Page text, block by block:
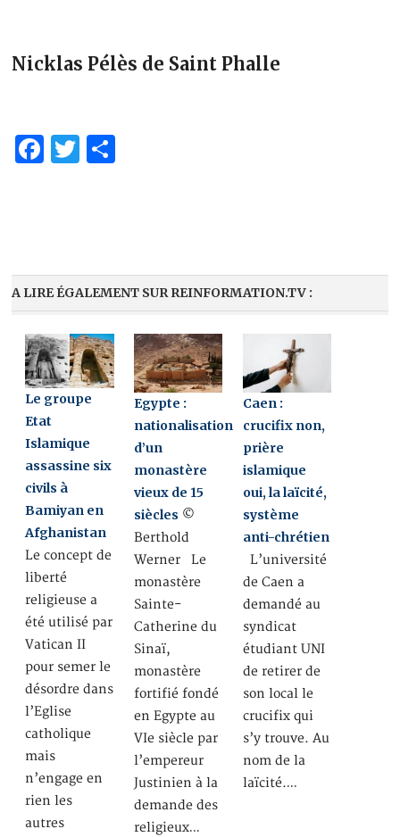
Nicklas Pélès de Saint Phalle
Facebook
Twitter
A LIRE ÉGALEMENT SUR REINFORMATION.TV :
Le groupe
Etat
Islamique
assassine six
civils à
Bamiyan en
Afghanistan
Le concept de
liberté
religieuse a
été utilisé par
Vatican II
pour semer le
désordre dans
l’Eglise
catholique
mais
n’engage en
rien les
autres
Egypte :
nationalisation
d’un
monastère
vieux de 15
siècles ©
Berthold
Werner Le
monastère
Sainte-
Catherine du
Sinaï,
monastère
fortifié fondé
en Egypte au
VIe siècle par
l’empereur
Justinien à la
demande des
religieux…
Caen :
crucifix non,
prière
islamique
oui, la laïcité,
système
anti-chrétien
L’université
de Caen a
demandé au
syndicat
étudiant UNI
de retirer de
son local le
crucifix qui
s’y trouve. Au
nom de la
laïcité.…